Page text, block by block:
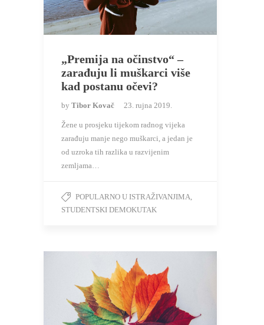
„Premija na očinstvo“ –
zarađuju li muškarci više
kad postanu očevi?
by Tibor Kovač 23. rujna 2019.
Žene u prosjeku tijekom radnog vijeka
zarađuju manje nego muškarci, a jedan je
od uzroka tih razlika u razvijenim
zemljama…
POPULARNO U ISTRAŽIVANJIMA
STUDENTSKI DEMOKUTAK